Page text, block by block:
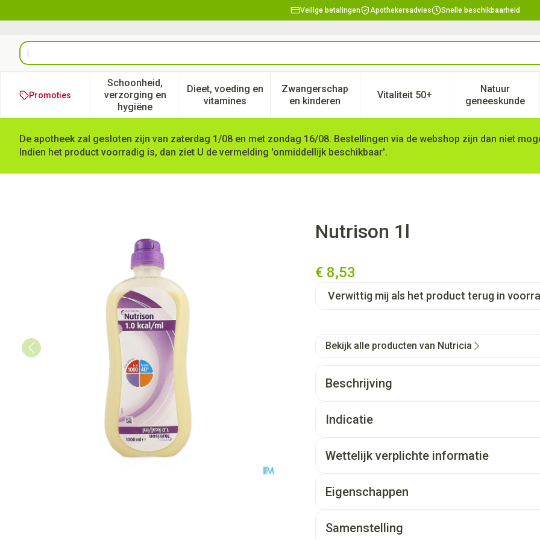
Veilige betalingen Apothekersadvies Snelle beschikbaarheid
Product, merk, categorie...
Promoties
Schoonheid,
verzorging en
hygiëne
Toon submenu voor Schoonheid, verzorging en hygiëne categorie
Dieet, voeding en
vitaminesToon submenu voor Dieet, voeding en vitamines categorie
Zwangerschap
en kinderenToon submenu voor Zwangerschap en kinderen
Vitaliteit 50+Toon submenu voor Vitaliteit
Natuur
geneeskunde
Toon
De apotheek zal gesloten zijn van zaterdag 1/08 en met zondag 16/08. Bestellingen via de webshop zijn dan niet
Indien het product voorradig is, dan ziet U de vermelding 'onmiddellijk beschikbaar'.
Nutrison 1l
€ 8,53
Verwittig mij als het product terug in
Bekijk alle producten van Nutricia
Beschrijving
Indicatie
Wettelijk verplichte informatie
Eigenschappen
Samenstelling